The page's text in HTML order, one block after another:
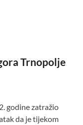
Trnopolje
godine zatražio
da je tijekom